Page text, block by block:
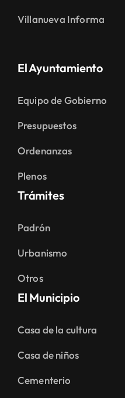
Villanueva Informa
El Ayuntamiento
Equipo de Gobierno
Presupuestos
Ordenanzas
Plenos
Trámites
Padrón
Urbanismo
Otros
El Municipio
Casa de la cultura
Casa de niños
Cementerio